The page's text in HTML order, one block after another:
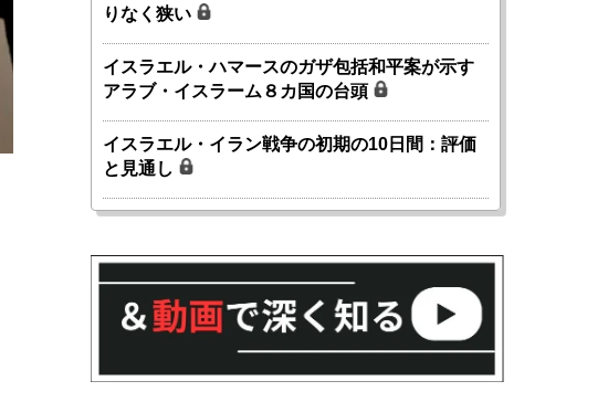
りなく狭い
イスラエル・ハマースのガザ包括和平案が示す
アラブ・イスラーム８カ国の台頭
イスラエル・イラン戦争の初期の10日間：評価
と見通し